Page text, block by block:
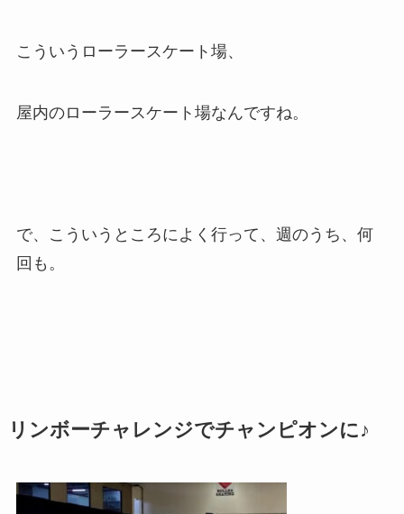
こういうローラースケート場、
屋内のローラースケート場なんですね。
で、こういうところによく行って、週のうち、何
回も。
リンボーチャレンジでチャンピオンに♪